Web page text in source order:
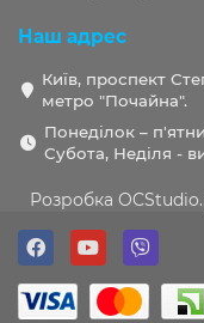
Наш адрес
Київ, проспект
метро "Почайна".
Понеділок –
Субота, Неділя -
Розробка